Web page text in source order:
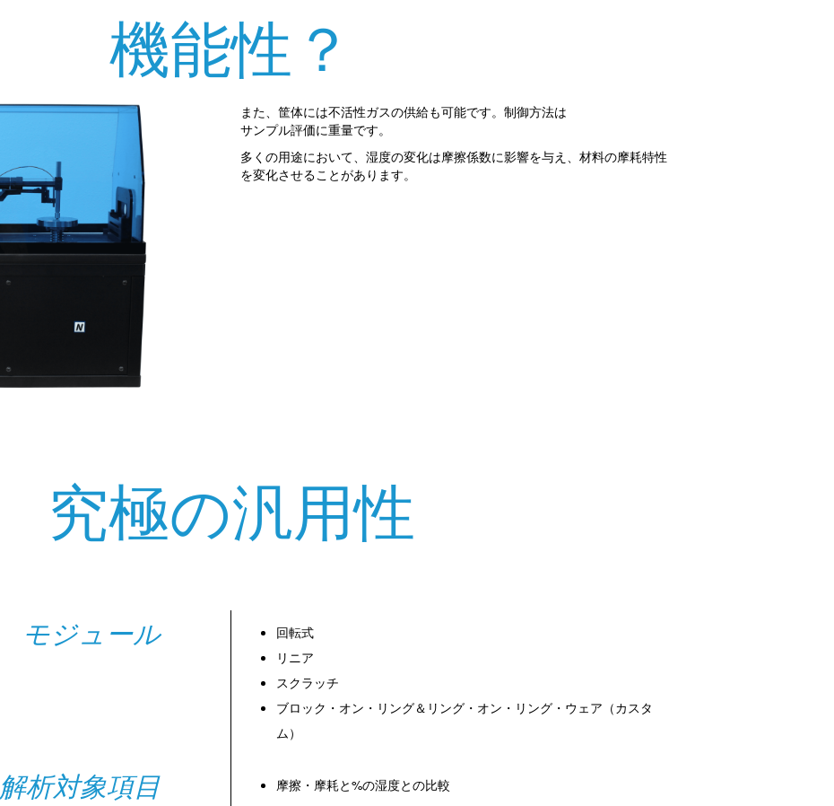
機能性？
また、筐体には不活性ガスの供給も可能です。制御方法は
サンプル評価に重量です。
多くの用途において、湿度の変化は摩擦係数に影響を与え、材料の摩耗特性
を変化させることがあります。
究極の汎用性
モジュール
回転式
リニア
スクラッチ
ブロック・オン・リング＆リング・オン・リング・ウェア（カスタ
ム）
解析対象項目 摩擦・摩耗と%の湿度との比較